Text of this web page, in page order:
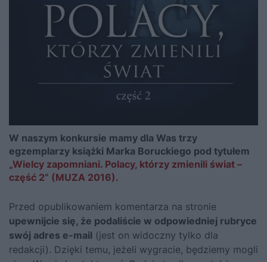
W naszym konkursie mamy dla Was trzy
egzemplarzy książki Marka Boruckiego pod tytułem
„Wielcy zapomniani. Polacy, którzy zmienili świat –
część 2” (MUZA 2016).
Przed opublikowaniem komentarza na stronie
upewnijcie się, że podaliście w odpowiedniej rubryce
swój adres e-mail (jest on widoczny tylko dla
redakcji). Dzięki temu, jeżeli wygracie, będziemy mogli